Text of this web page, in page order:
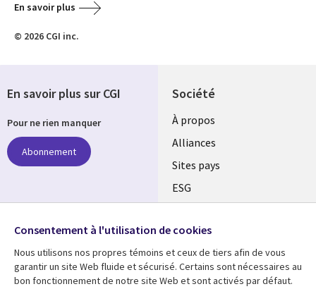
En savoir plus
© 2026 CGI inc.
Société
À propos
Alliances
Sites pays
ESG
Fusions
Salle de presse
En savoir plus sur CGI
Pour ne rien manquer
Abonnement
Suivez-nous
Social
Media
Consentement à l'utilisation de cookies
Nous utilisons nos propres témoins et ceux de tiers afin de vous
garantir un site Web fluide et sécurisé. Certains sont nécessaires au
bon fonctionnement de notre site Web et sont activés par défaut.